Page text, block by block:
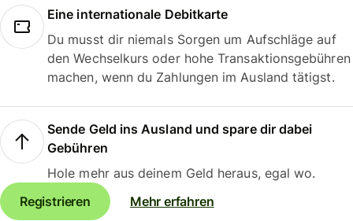
Eine internationale Debitkarte
Du musst dir niemals Sorgen um Aufschläge auf
den Wechselkurs oder hohe Transaktionsgebühren
machen, wenn du Zahlungen im Ausland tätigst.
Sende Geld ins Ausland und spare dir dabei
Gebühren
Hole mehr aus deinem Geld heraus, egal wo.
Registrieren
Mehr erfahren